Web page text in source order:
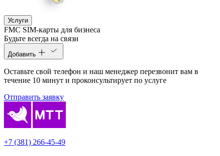
Услуги
FMC SIM-карты для бизнеса
Будьте всегда на связи
Добавить
Оставьте свой телефон и наш менеджер перезвонит вам в
течение 10 минут и проконсультирует по услуге
Отправить заявку
+7 (381) 266-45-49